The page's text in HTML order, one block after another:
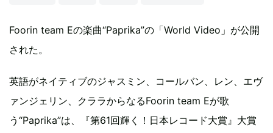
Foorin team Eの楽曲“Paprika”の「World Video」が公開
された。
英語がネイティブのジャスミン、コールバン、レン、エヴ
ァンジェリン、クララからなるFoorin team Eが歌
う“Paprika”は、『第61回輝く！日本レコード大賞』大賞